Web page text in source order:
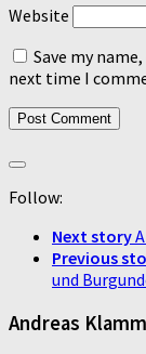
Website
Save my
next time I
Follow:
Next story
Previous
und
Andreas Klamm